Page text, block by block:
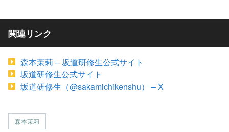
関連リンク
森本茉莉 – 坂道研修生公式サイト
坂道研修生公式サイト
坂道研修生（@sakamichikenshu） – X
森本茉莉